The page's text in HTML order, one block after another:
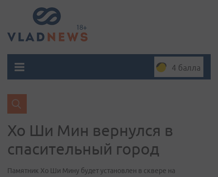
4 балла
Хо Ши Мин вернулся в
спасительный город
Памятник Хо Ши Мину будет установлен в сквере на